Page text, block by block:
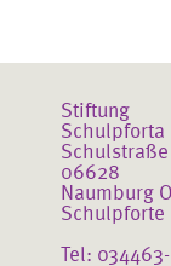
Stiftung
Schulpforta
06628
Naumburg
Schulpforte
Tel: 034463-